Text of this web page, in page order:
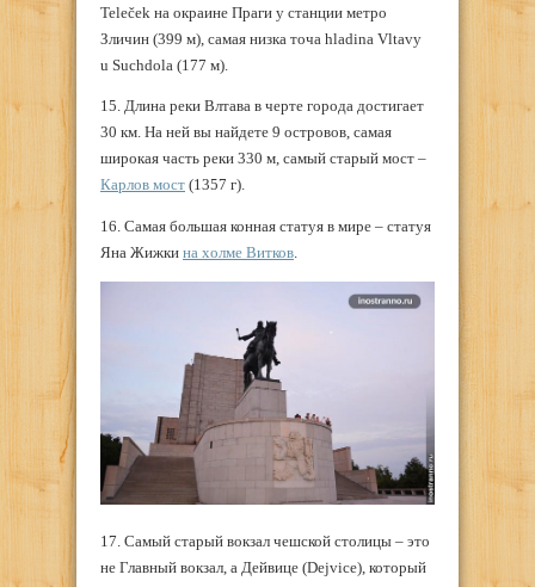
Teleček на окраине Праги у станции метро
Зличин (399 м), самая низка точа hladina Vltavy
u Suchdola (177 м).
15. Длина реки Влтава в черте города достигает
30 км. На ней вы найдете 9 островов, самая
широкая часть реки 330 м, самый старый мост –
Карлов мост (1357 г).
16. Самая большая конная статуя в мире – статуя
Яна Жижки на холме Витков.
17. Самый старый вокзал чешской столицы – это
не Главный вокзал, а Дейвице (Dejvice), который